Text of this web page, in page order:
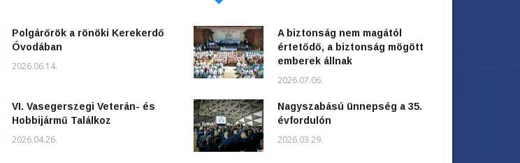
Polgárőrök a rönöki Kerekerdő
Óvodában
2026.06.14.
VI. Vasegerszegi Veterán- és
Hobbijármű Találkoz
2026.04.26.
A biztonság nem magától
értetődő, a biztonság mögött
emberek állnak
2026.07.06.
Nagyszabású ünnepség a 35.
évfordulón
2026.03.29.